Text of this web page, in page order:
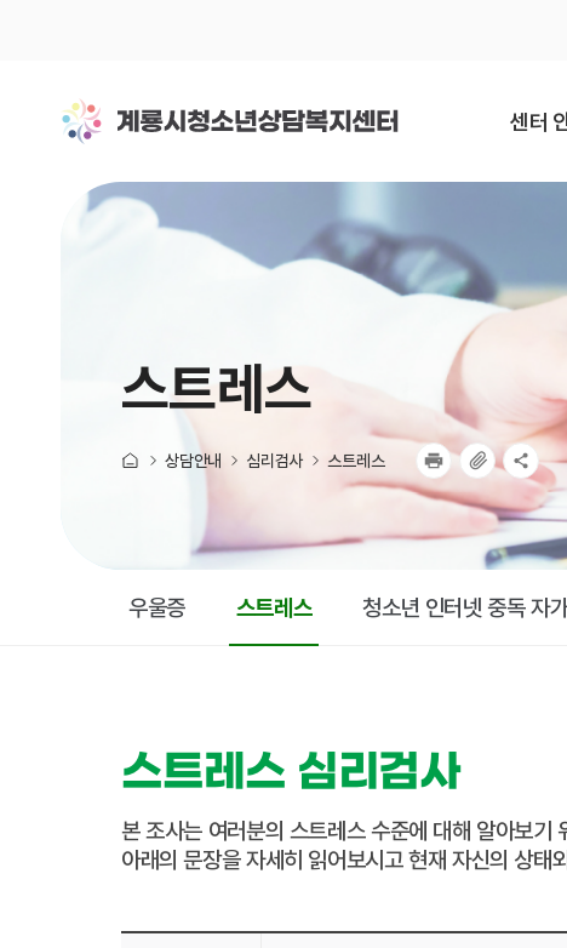
센터
미션과
걸어
조직
오시는
스트레스
상담안내 심리검사 스트레스
우울증 스트레스 청소년 인터넷 중독 자
스트레스 심리검사
본 조사는 여러분의 스트레스 수준에 대해 알아보기
아래의 문장을 자세히 읽어보시고 현재 자신의 상
스트레스 심리검사 - 번호, 평가내용, 전혀 그렇지 않다, 약간 그렇다, 보통이다, 상당히 그렇다, 매우 그렇다 정보 제공